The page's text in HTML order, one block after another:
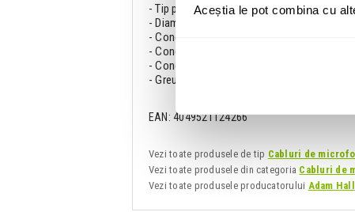
Aceștia le pot combina cu
- Tip produs: Cablu de microfon
- Diametru cablu: 6.4 mm
- Conector 1: XLR mama in 3 pini
- Conector 2: XLR tata in 3 pini
- Conectori Neutrik placati cu argint
- Greutate: 309 g
EAN: 4049521124266
Vezi toate produsele de tip Cabluri de
Vezi toate produsele din categoria Cabluri de
Vezi toate produsele producatorului Adam Hall